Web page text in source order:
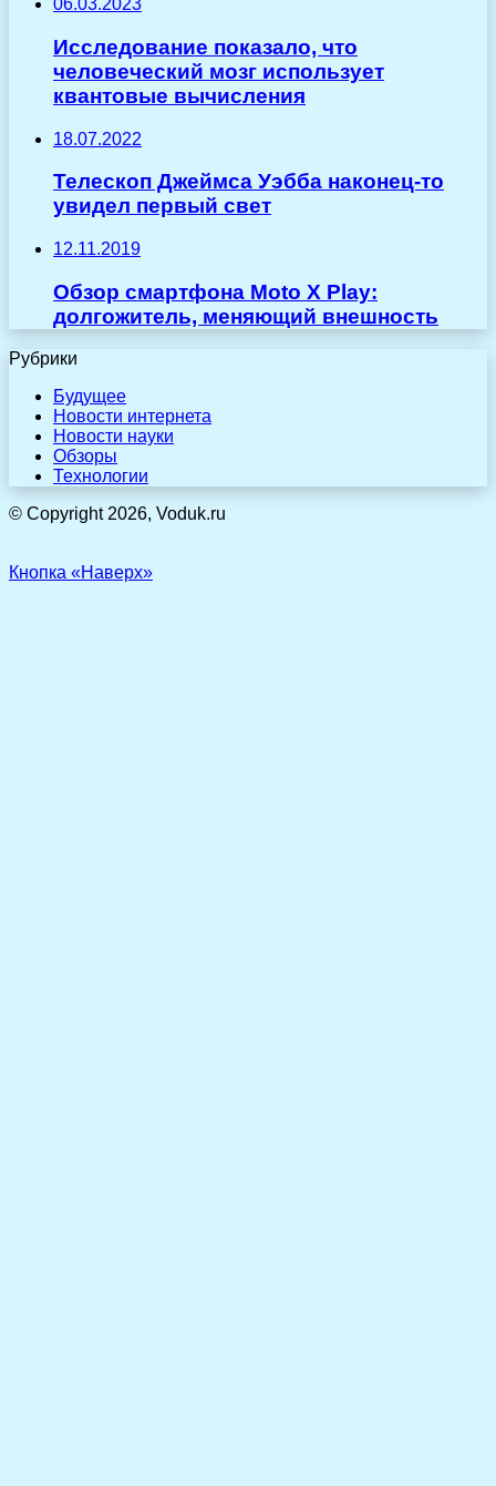
06.03.2023
Исследование показало, что
человеческий мозг использует
квантовые вычисления
18.07.2022
Телескоп Джеймса Уэбба наконец-то
увидел первый свет
12.11.2019
Обзор смартфона Moto X Play:
долгожитель, меняющий внешность
Рубрики
Будущее
Новости интернета
Новости науки
Обзоры
Технологии
© Copyright 2026, Voduk.ru
Кнопка «Наверх»